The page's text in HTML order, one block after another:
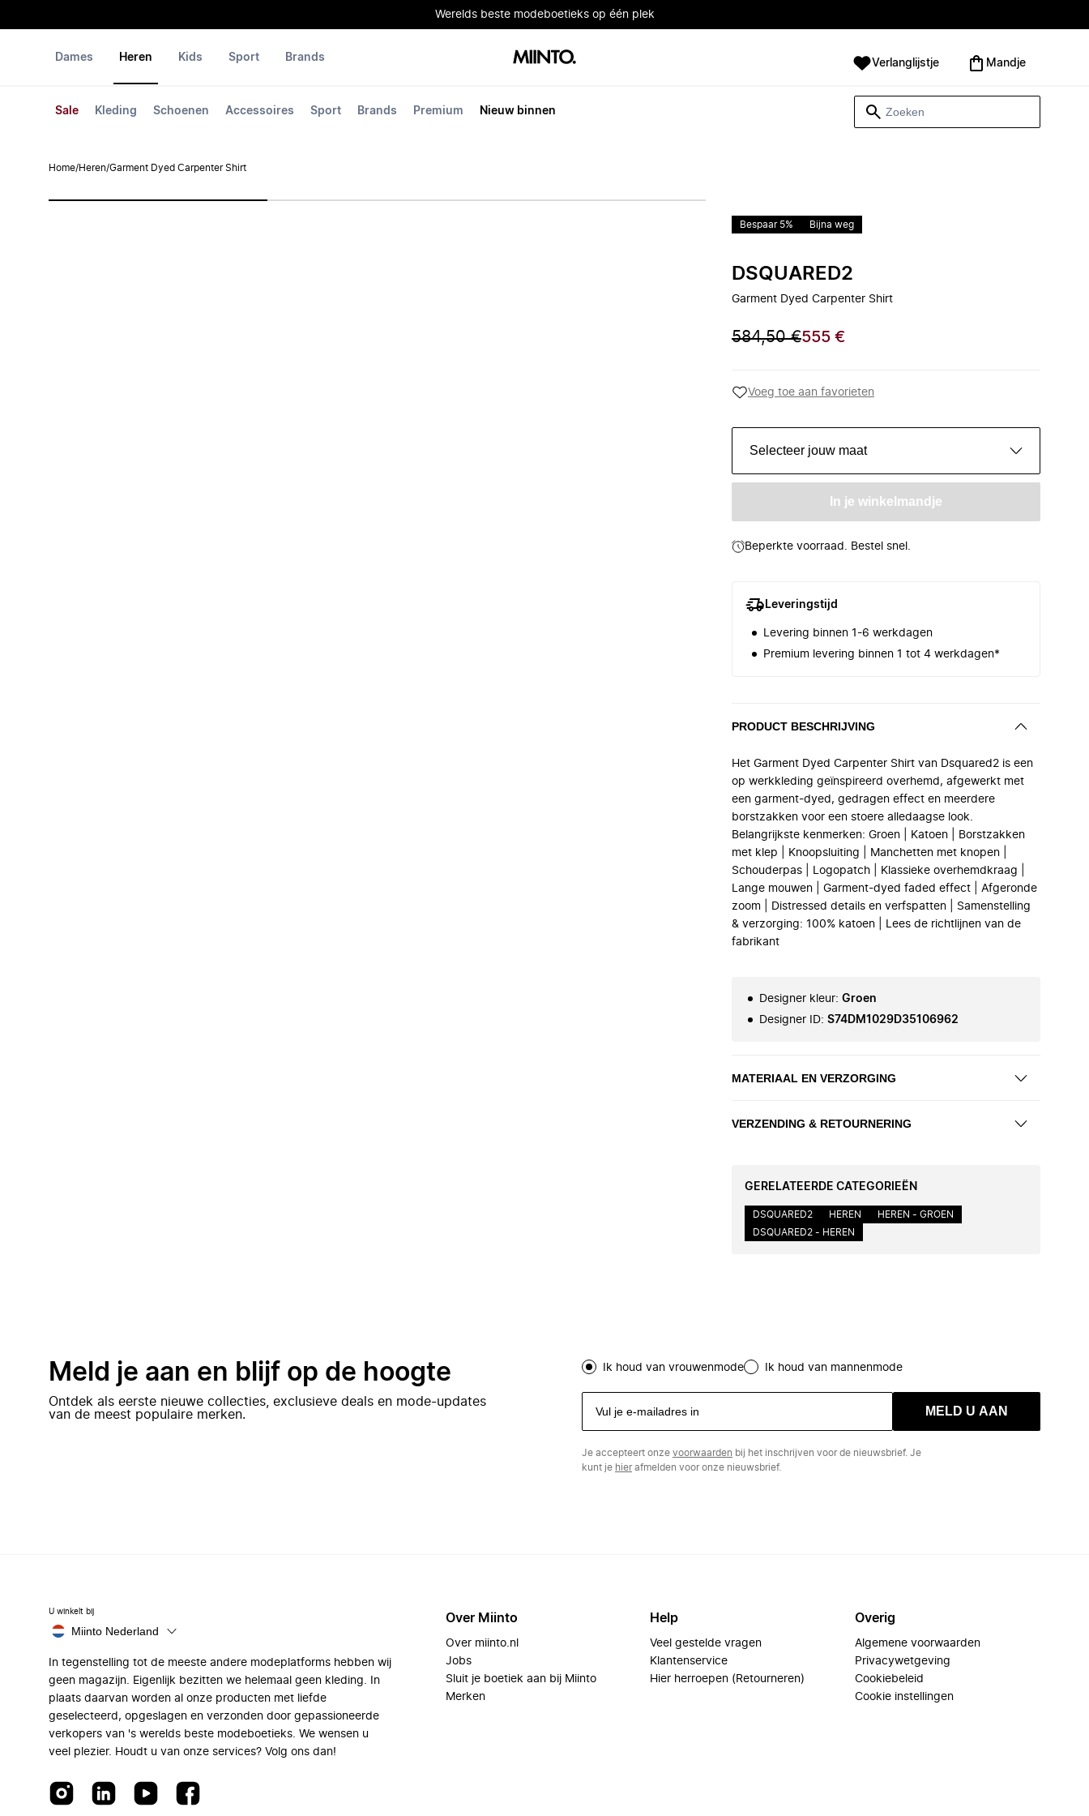
Werelds beste modeboetieks op één plek
Dames Heren
Sale Kleding Schoenen Accessoires Sport Brands Premium Nieuw binnen
Kids Sport Brands Verlanglijstje Mandje
Home/Heren/Garment Dyed Carpenter Shirt
Bespaar 5% Bijna weg
DSQUARED2
Garment Dyed Carpenter Shirt
584,50 €555 €
Voeg toe aan favorieten
Selecteer jouw maat
In je winkelmandje
Beperkte voorraad. Bestel snel.
Leveringstijd
Levering binnen 1-6 werkdagen
Premium levering binnen 1 tot 4 werkdagen*
PRODUCT BESCHRIJVING
Het Garment Dyed Carpenter Shirt van Dsquared2 is een
op werkkleding geïnspireerd overhemd, afgewerkt met
een garment-dyed, gedragen effect en meerdere
borstzakken voor een stoere alledaagse look.
Belangrijkste kenmerken: Groen | Katoen | Borstzakken
met klep | Knoopsluiting | Manchetten met knopen |
Schouderpas | Logopatch | Klassieke overhemdkraag |
Lange mouwen | Garment-dyed faded effect | Afgeronde
zoom | Distressed details en verfspatten | Samenstelling
& verzorging: 100% katoen | Lees de richtlijnen van de
fabrikant
Designer kleur: Groen
Designer ID: S74DM1029D35106962
MATERIAAL EN VERZORGING
VERZENDING & RETOURNERING
GERELATEERDE CATEGORIEËN
DSQUARED2 HEREN
HEREN - GROEN
DSQUARED2 - HEREN
Meld je aan en blijf op de hoogte
Ontdek als eerste nieuwe collecties, exclusieve deals en mode-updates
van de meest populaire merken.
Ik houd van vrouwenmode Ik houd van mannenmode
MELD U AAN
Je accepteert onze voorwaarden bij het inschrijven voor de nieuwsbrief. Je
kunt je hierafmelden voor onze nieuwsbrief.
U winkelt bij
Miinto Nederland
In tegenstelling tot de meeste andere modeplatforms hebben wij
geen magazijn. Eigenlijk bezitten we helemaal geen kleding. In
plaats daarvan worden al onze producten met liefde
geselecteerd, opgeslagen en verzonden door gepassioneerde
verkopers van 's werelds beste modeboetieks. We wensen u
veel plezier. Houdt u van onze services? Volg ons dan!
Over Miinto
Over miinto.nl
Jobs
Sluit je boetiek aan bij Miinto
Merken
Help
Veel gestelde vragen
Klantenservice
Hier herroepen (Retourneren)
Overig
Algemene voorwaarden
Privacywetgeving
Cookiebeleid
Cookie instellingen